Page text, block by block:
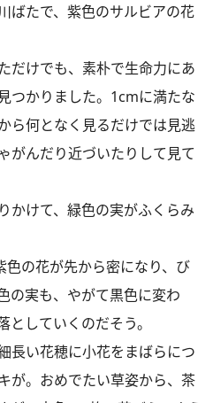
ばたで、紫色のサルビアの花
だけでも、素朴で生命力にあ
つかりました。1cmに満たな
ら何となく見るだけでは見逃
がんだり近づいたりして見て
かけて、緑色の実がふくらみ
の花が先から密になり、び
の実も、やがて黒色に変わ
としていくのだそう。
長い花穂に小花をまばらにつ
が。おめでたい草姿から、茶